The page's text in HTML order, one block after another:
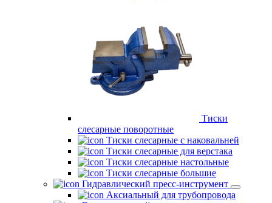
Тиски
слесарные поворотные
Тиски слесарные с наковальней
Тиски слесарные для верстака
Тиски слесарные настольные
Тиски слесарные большие
Гидравлический пресс-инструмент
Аксиальный для трубопровода